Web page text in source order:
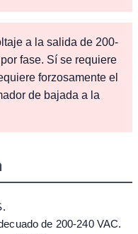
a la salida de 200-
fase. Sí se requiere
forzosamente el
de bajada a la
de 200-240 VAC.